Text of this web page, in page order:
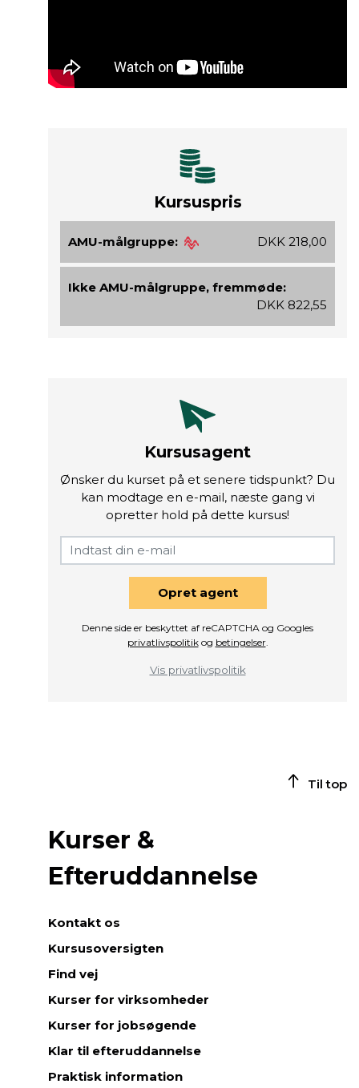
Kursuspris
AMU-målgruppe: DKK 218,00
Ikke AMU-målgruppe, fremmøde:
DKK 822,55
Kursusagent
Ønsker du kurset på et senere tidspunkt? Du
kan modtage en e-mail, næste gang vi
opretter hold på dette kursus!
Opret agent
Denne side er beskyttet af reCAPTCHA og Googles
privatlivspolitikog betingelser.
Vis privatlivspolitik
Til top
Kurser &
Efteruddannelse
Kontakt os
Kursusoversigten
Find vej
Kurser for virksomheder
Kurser for jobsøgende
Klar til efteruddannelse
Praktisk information